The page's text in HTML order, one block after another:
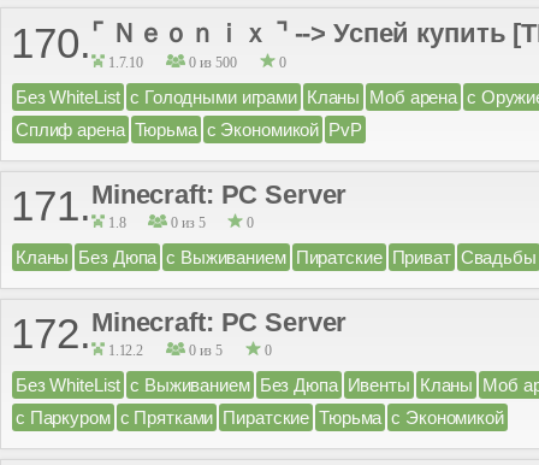
170. ⌜ Ｎｅｏｎｉｘ ⌝ --> Успей купить
1.7.10 0 из 500 0
Без WhiteList с Голодными играми Кланы Моб арена с
Сплиф арена Тюрьма с Экономикой PvP
171.Minecraft: PC Server
1.8 0 из 5 0
Кланы Без Дюпа с Выживанием Пиратские Приват Свадьбы
172.Minecraft: PC Server
1.12.2 0 из 5 0
Без WhiteList с Выживанием Без Дюпа Ивенты Кланы Моб
с Паркуром с Прятками Пиратские Тюрьма с Экономикой